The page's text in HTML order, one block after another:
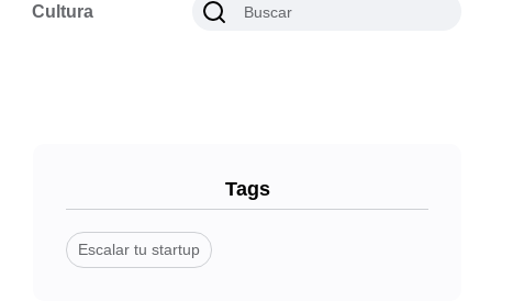
Cultura
Tags
Escalar tu startup